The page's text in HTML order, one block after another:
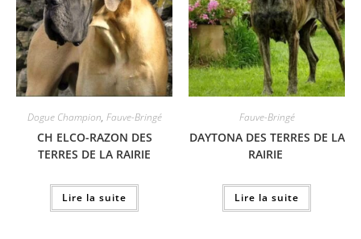
Dogue Champion, Fauve-Bringé
CH ELCO-RAZON DES
TERRES DE LA RAIRIE
Lire la suite
Fauve-Bringé
DAYTONA DES TERRES DE LA
RAIRIE
Lire la suite